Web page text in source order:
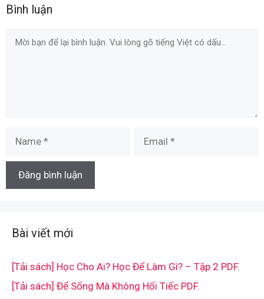
Bình luận
Comment
Bài viết mới
[Tải sách] Học Cho Ai? Học Để Làm Gì? – Tập 2 PDF.
[Tải sách] Để Sống Mà Không Hối Tiếc PDF.